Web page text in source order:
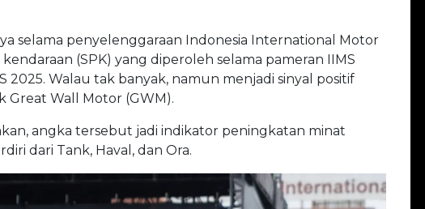
selama penyelenggaraan Indonesia International Motor
(SPK) yang diperoleh selama pameran IIMS
Walau tak banyak, namun menjadi sinyal positif
Great Wall Motor (GWM).
angka tersebut jadi indikator peningkatan minat
dari Tank, Haval, dan Ora.